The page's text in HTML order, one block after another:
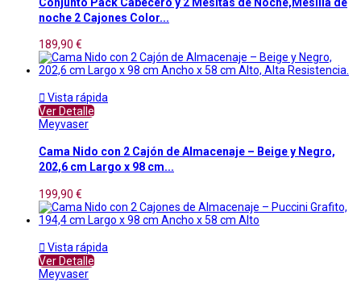
noche 2 Cajones Color...
189,90 €
 Vista rápida
Ver Detalle
Meyvaser
Cama Nido con 2 Cajón de Almacenaje – Beige y Negro,
202,6 cm Largo x 98 cm...
199,90 €
 Vista rápida
Ver Detalle
Meyvaser